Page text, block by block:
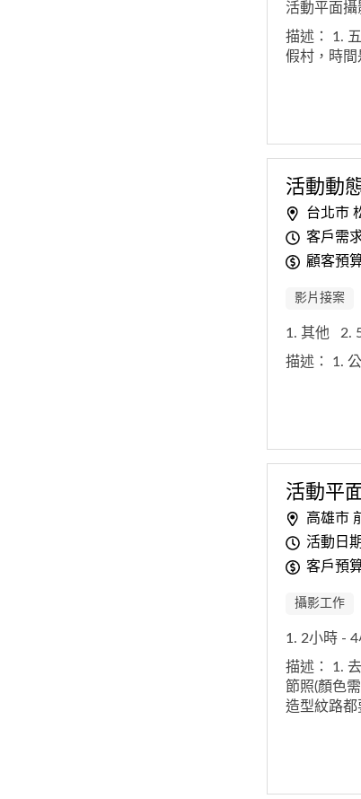
活動平面攝
描述： 1.
假村，時
活動動
台北市
客戶需
顧客預
影片接案
1. 其他 2.
描述： 1.
活動平
高雄市
活動日
客戶預
攝影工作
1. 2小時 -
描述： 1.
節照(顏色
造型紋路都